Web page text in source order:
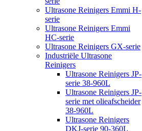
Ultrasone Reinigers Emmi H-
serie
Ultrasone Reinigers Emmi
HC-serie
Ultrasone Reinigers GX-serie
Industriële Ultrasone
Reinigers
Ultrasone Reinigers JP-
serie 38-960L
Ultrasone Reinigers JP-
serie met olieafscheider
38-960L
Ultrasone Reinigers
DKJ-serie 90-360L